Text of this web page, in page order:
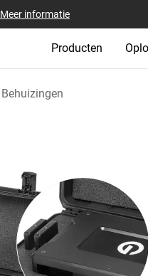
Meer informatie
Producten
Behuizingen